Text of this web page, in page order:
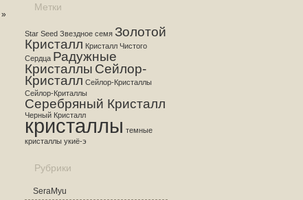
»
Метки
Star Seed Звездное семя Золотой
Кристалл Кристалл Чистого
Сердца Радужные
Кристаллы Сейлор-
Кристалл Сейлор-Кристаллы
Сейлор-Криталлы
Серебряный Кристалл
Черный Кристалл
кристаллы темные
кристаллы укиё-э
Рубрики
SeraMyu